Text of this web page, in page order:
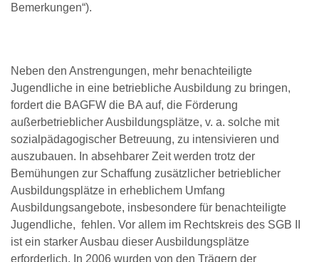
Bemerkungen“).
Neben den Anstrengungen, mehr benachteiligte
Jugendliche in eine betriebliche Ausbildung zu bringen,
fordert die BAGFW die BA auf, die Förderung
außerbetrieblicher Ausbildungsplätze, v. a. solche mit
sozialpädagogischer Betreuung, zu intensivieren und
auszubauen. In absehbarer Zeit werden trotz der
Bemühungen zur Schaffung zusätzlicher betrieblicher
Ausbildungsplätze in erheblichem Umfang
Ausbildungsangebote, insbesondere für benachteiligte
Jugendliche, fehlen. Vor allem im Rechtskreis des SGB II
ist ein starker Ausbau dieser Ausbildungsplätze
erforderlich. In 2006 wurden von den Trägern der